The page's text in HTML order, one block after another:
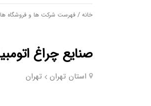
خانه / فهرست شرکت ها و فروشگاه ها
صنایع چراغ
استان تهران تهران